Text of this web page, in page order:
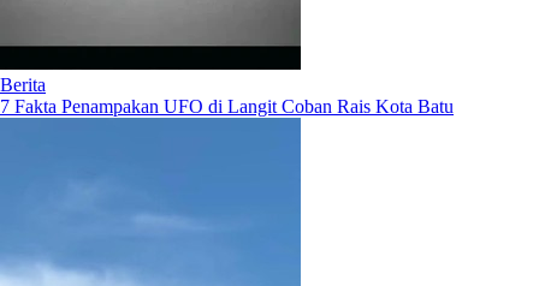
Berita
7 Fakta Penampakan UFO di Langit Coban Rais Kota Batu